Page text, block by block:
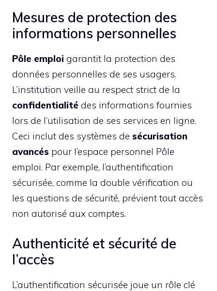
Mesures de protection des
informations personnelles
Pôle emploi garantit la protection des
données personnelles de ses usagers.
L’institution veille au respect strict de la
confidentialité des informations fournies
lors de l’utilisation de ses services en ligne.
Ceci inclut des systèmes de sécurisation
avancés pour l’espace personnel Pôle
emploi. Par exemple, l’authentification
sécurisée, comme la double vérification ou
les questions de sécurité, prévient tout accès
non autorisé aux comptes.
Authenticité et sécurité de
l’accès
L’authentification sécurisée joue un rôle clé